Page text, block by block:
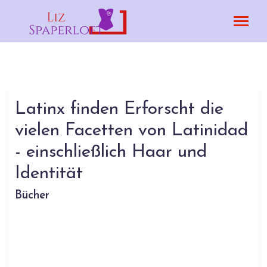
Latinx finden Erforscht die
vielen Facetten von Latinidad
- einschließlich Haar und
Identität
Bücher